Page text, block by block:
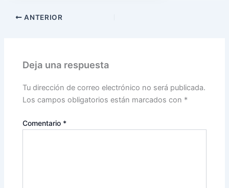
ANTERIOR
Deja una respuesta
Tu dirección de correo electrónico no será publicada.
Los campos obligatorios están marcados con *
Comentario *